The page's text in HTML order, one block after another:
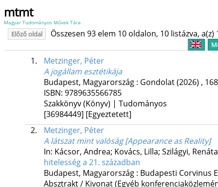
mtmt
Magyar Tudományos Művek Tára
Előző oldal Összesen 93 elem 10 oldalon, 10 listázva,
1.
Metzinger, Péter
A jogállam esztétikája
Budapest, Magyarország : Gondolat(2026) ,
ISBN: 9789635566785
Szakkönyv (Könyv) | Tudományos
[36984449] [Egyeztetett]
2.
Metzinger, Péter
A látszat mint valóság [Appearance as Reality]
In: Kácsor, Andrea; Kovács, Lilla; Szilágyi,
hitelesség a 21. században
Budapest, Magyarország : Budapesti Corvinus
Absztrakt / Kivonat (Egyéb